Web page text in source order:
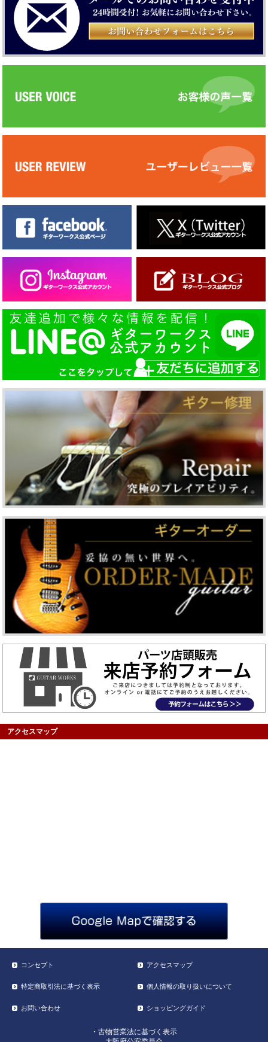
アクセスマップ
コンセプト アクセスマップ
特定商取引法に基づく表示 個人情報の取り扱いについて
お問い合わせ ショッピングガイド
・古物営業法に基づく表示